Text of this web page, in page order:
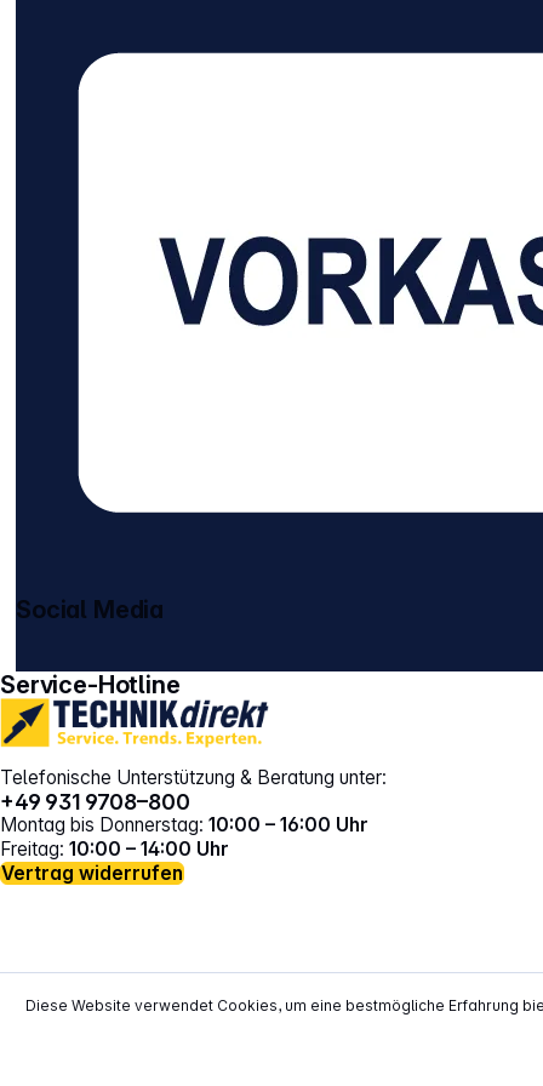
Service-Hotline
Telefonische Unterstützung & Beratung unter:
+49 931 9708–800
Montag bis Donnerstag: 10:00 – 16:00 Uhr
Freitag: 10:00 – 14:00 Uhr
Vertrag widerrufen
Social Media
Diese Website verwendet Cookies, um eine bestmögliche Erfahrung